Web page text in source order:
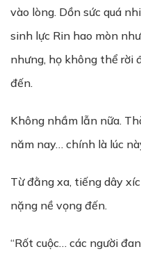
vào lòng. Dồn sức quá
sinh lực Rin hao mòn
nhưng, họ không thể rời
đến.
Không nhầm lẫn nữa.
năm nay… chính là lúc
Từ đằng xa, tiếng dây
nặng nề vọng đến.
“Rốt cuộc… các người